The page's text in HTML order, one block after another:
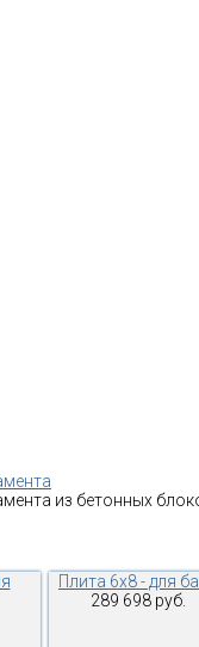
из бетонных
Плита 6х8 - для
289 698 руб.